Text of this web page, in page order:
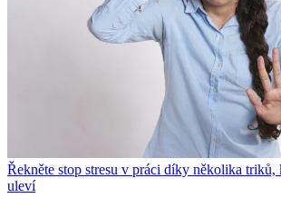
Řekněte stop stresu v práci díky několika triků,
uleví